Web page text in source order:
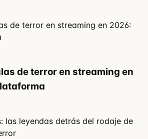
de terror en streaming en